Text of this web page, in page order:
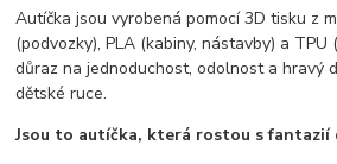
Autíčka jsou vyrobená pomocí 3D tisku z
(podvozky), PLA (kabiny, nástavby) a
důraz na jednoduchost, odolnost a hravý
dětské ruce.
Jsou to autíčka, která rostou s fantazií